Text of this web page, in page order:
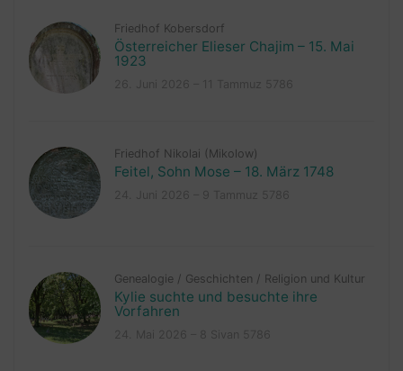
Friedhof Kobersdorf
Österreicher Elieser Chajim – 15. Mai
1923
Friedhof Nikolai (Mikolow)
Feitel, Sohn Mose – 18. März 1748
Genealogie / Geschichten / Religion und Kultur
Kylie suchte und besuchte ihre
Vorfahren